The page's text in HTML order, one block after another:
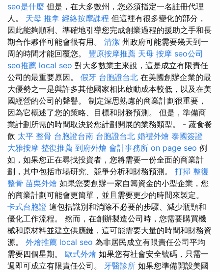
seo是什麼 但是，在大多數州，您必須指定一名註冊代理
人。 天母 推拿 經絡按摩課程 但這裡有很多變化的部分，
因此能夠順利、準確地引導您完成創業過程的援助之手和長
期合作夥伴可能會很有用。 清潔 州政府可能需要幾天到一
周的時間才能回覆您。 豐原按摩推薦 天母 按摩 seo公司
seo推薦 local seo 對大多數業主來說，這是成立有限責任
公司的最重要原因。 假牙 台胞證台北 在美國創辦企業的最
大優勢之一是與許多其他國家相比啟動成本較低，以及在美
國經營的公司的聲譽。 制定深思熟慮的商業計劃很重要，
因為它概述了您的策略、目標和財務預測。 但是，準備商
業計劃所需的時間取決於您計劃開展的業務類型。 - 蔬食餐
飲 太平 整骨 台胞證台南 台胞證台北 婚禮外燴 泰國簽證
大雅按摩 整復推薦 到府外燴 會計事務所 on page seo 例
如，如果您正在尋找投資者，您將需要一份全面的商業計
劃，其中包括市場研究、競爭分析和財務預測。 打掃 整復
整骨 苗栗外燴 如果您要創辦一家自籌資金的小型企業，您
的商業計劃可能會更簡單，並且需要更少的時間來製定。
卡式台胞證 這包括識別和消除不必要的步驟、減少瓶頸和
優化工作流程。 然而，在創辦製造公司時，您需要購買機
械和原材料並建立供應鏈，這可能需要大量的時間和財務資
源。 外燴推薦 local seo 為非居民成立有限責任公司平均
需要四個星期。 歐式外燴 如果您有社會安全號碼，只需一
週即可成立有限責任公司。 牙醫診所 如果您準備開設美國